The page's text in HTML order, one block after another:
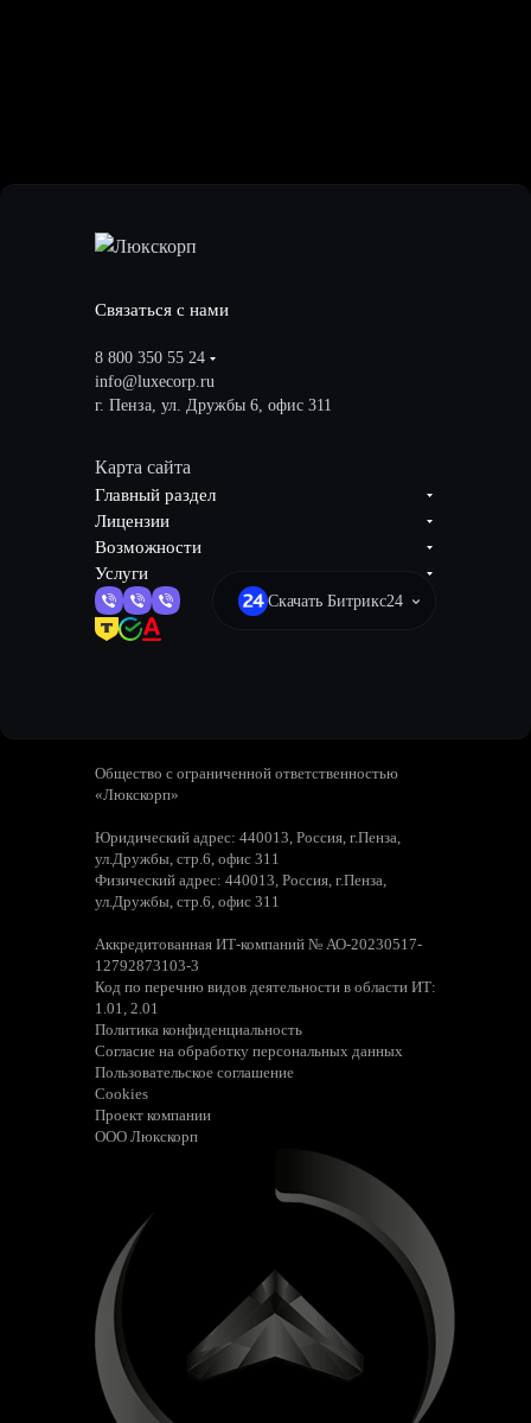
Связаться с нами
8 800 350 55 24
info@luxecorp.ru
г. Пенза, ул. Дружбы 6, офис 311
Карта сайта
Главный раздел
Лицензии
Возможности
Услуги
Скачать Битрикс24
Общество с ограниченной ответственностью
«Люкскорп»
Юридический адрес: 440013, Россия, г.Пенза,
ул.Дружбы, стр.6, офис 311
Физический адрес: 440013, Россия, г.Пенза,
ул.Дружбы, стр.6, офис 311
Аккредитованная ИТ-компаний № АО-20230517-
12792873103-3
Код по перечню видов деятельности в области ИТ:
1.01, 2.01
Политика конфиденциальность
Согласие на обработку персональных данных
Пользовательское соглашение
Cookies
Проект компании
ООО Люкскорп